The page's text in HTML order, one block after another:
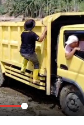
Settings
PIP